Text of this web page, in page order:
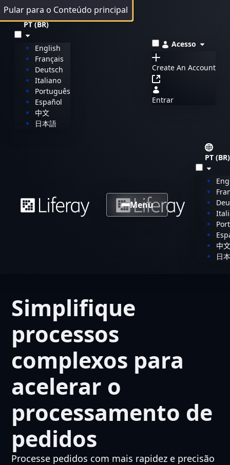
Pular para o Conteúdo principal
PT (BR)
English
Français
Deutsch
Italiano
Português
Español
中文
日本語
Acesso
Create An Account
Entrar
Menu
PT (BR)
中文
日
Simplifique
processos
complexos para
acelerar o
processamento de
pedidos
Processe pedidos com mais rapidez e precisão